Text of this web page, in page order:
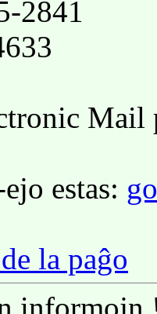
2841
estas:
la paĝo
informojn